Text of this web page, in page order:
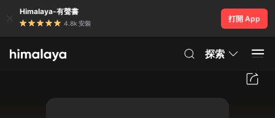
Himalaya-有聲書
4.8k 安裝
打開 App
探索